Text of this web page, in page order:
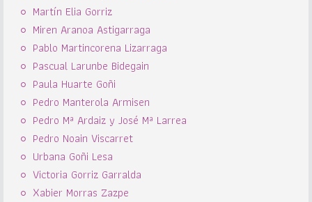
Martín Elia Gorriz
Miren Aranoa Astigarraga
Pablo Martincorena Lizarraga
Pascual Larunbe Bidegain
Paula Huarte Goñi
Pedro Manterola Armisen
Pedro Mª Ardaiz y José Mª Larrea
Pedro Noain Viscarret
Urbana Goñi Lesa
Victoria Gorriz Garralda
Xabier Morras Zazpe